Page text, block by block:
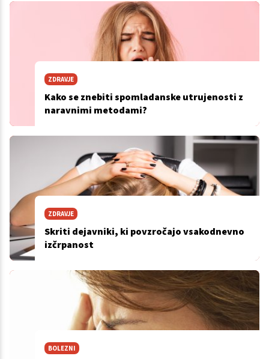
ZDRAVJE
Kako se znebiti spomladanske utrujenosti z
naravnimi metodami?
ZDRAVJE
Skriti dejavniki, ki povzročajo vsakodnevno
izčrpanost
BOLEZNI